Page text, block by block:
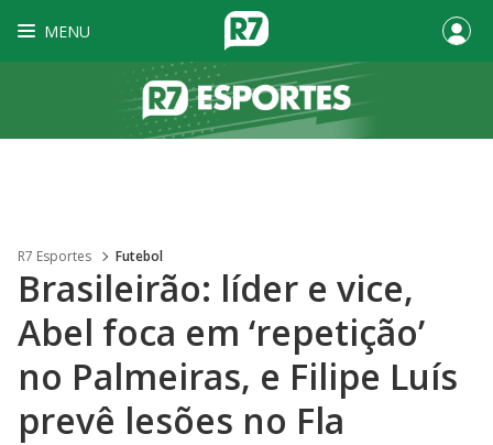
MENU
R7 Esportes Futebol
Brasileirão: líder e vice,
Abel foca em ‘repetição’
no Palmeiras, e Filipe Luís
prevê lesões no Fla